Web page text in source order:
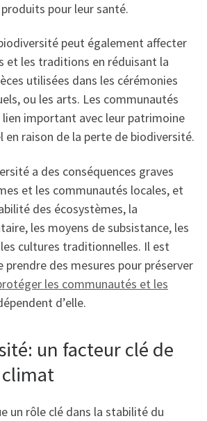
pour leur santé.
peut également affecter
et les traditions en réduisant la
utilisées dans les cérémonies
ou les arts. Les communautés
lien important avec leur patrimoine
raison de la perte de biodiversité.
a des conséquences graves
et les communautés locales, et
des écosystèmes, la
les moyens de subsistance, les
cultures traditionnelles. Il est
des mesures pour préserver
les communautés et les
d’elle.
un facteur clé de
un rôle clé dans la stabilité du